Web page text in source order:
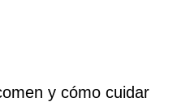
y cómo cuidar